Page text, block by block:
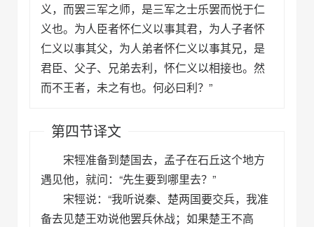
义，而罢三军之师，是三军之士乐罢而悦于仁
义也。为人臣者怀仁义以事其君，为人子者怀
仁义以事其父，为人弟者怀仁义以事其兄，是
君臣、父子、兄弟去利，怀仁义以相接也。然
而不王者，未之有也。何必曰利？”
第四节译文
宋牼准备到楚国去，孟子在石丘这个地方
遇见他，就问：“先生要到哪里去？”
宋牼说：“我听说秦、楚两国要交兵，我准
备去见楚王劝说他罢兵休战；如果楚王不高